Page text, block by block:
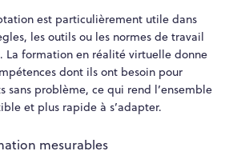
est particulièrement utile dans
les outils ou les normes de travail
La formation en réalité virtuelle donne
dont ils ont besoin pour
sans problème, ce qui rend l’ensemble
et plus rapide à s’adapter.
mesurables